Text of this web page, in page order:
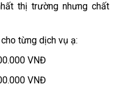
thị trường nhưng chất
từng dịch vụ ạ:
VNĐ
VNĐ